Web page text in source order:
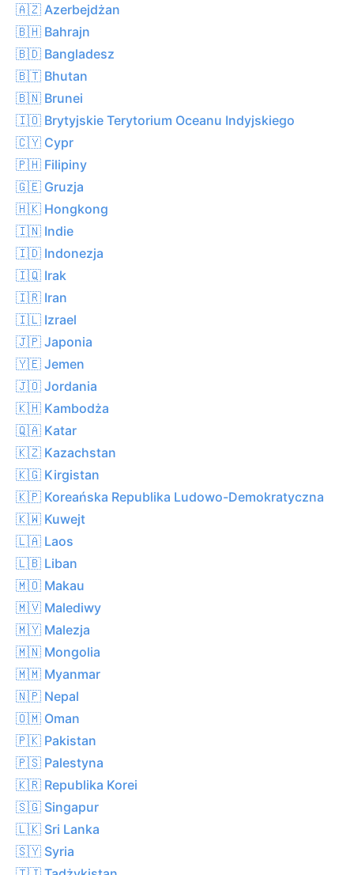
🇦🇿 Azerbejdżan
🇧🇭 Bahrajn
🇧🇩 Bangladesz
🇧🇹 Bhutan
🇧🇳 Brunei
🇮🇴 Brytyjskie Terytorium Oceanu Indyjskiego
🇨🇾 Cypr
🇵🇭 Filipiny
🇬🇪 Gruzja
🇭🇰 Hongkong
🇮🇳 Indie
🇮🇩 Indonezja
🇮🇶 Irak
🇮🇷 Iran
🇮🇱 Izrael
🇯🇵 Japonia
🇾🇪 Jemen
🇯🇴 Jordania
🇰🇭 Kambodża
🇶🇦 Katar
🇰🇿 Kazachstan
🇰🇬 Kirgistan
🇰🇵 Koreańska Republika Ludowo-Demokratyczna
🇰🇼 Kuwejt
🇱🇦 Laos
🇱🇧 Liban
🇲🇴 Makau
🇲🇻 Malediwy
🇲🇾 Malezja
🇲🇳 Mongolia
🇲🇲 Myanmar
🇳🇵 Nepal
🇴🇲 Oman
🇵🇰 Pakistan
🇵🇸 Palestyna
🇰🇷 Republika Korei
🇸🇬 Singapur
🇱🇰 Sri Lanka
🇸🇾 Syria